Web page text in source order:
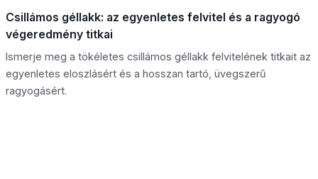
Csillámos géllakk: az egyenletes felvitel és a ragyogó
végeredmény titkai
Ismerje meg a tökéletes csillámos géllakk felvitelének titkait az
egyenletes eloszlásért és a hosszan tartó, üvegszerű
ragyogásért.